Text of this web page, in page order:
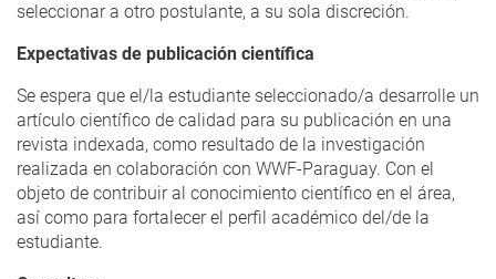
seleccionar a otro postulante, a su sola discreción.
Expectativas de publicación científica
Se espera que el/la estudiante seleccionado/a desarrolle un
artículo científico de calidad para su publicación en una
revista indexada, como resultado de la investigación
realizada en colaboración con WWF-Paraguay. Con el
objeto de contribuir al conocimiento científico en el área,
así como para fortalecer el perfil académico del/de la
estudiante.